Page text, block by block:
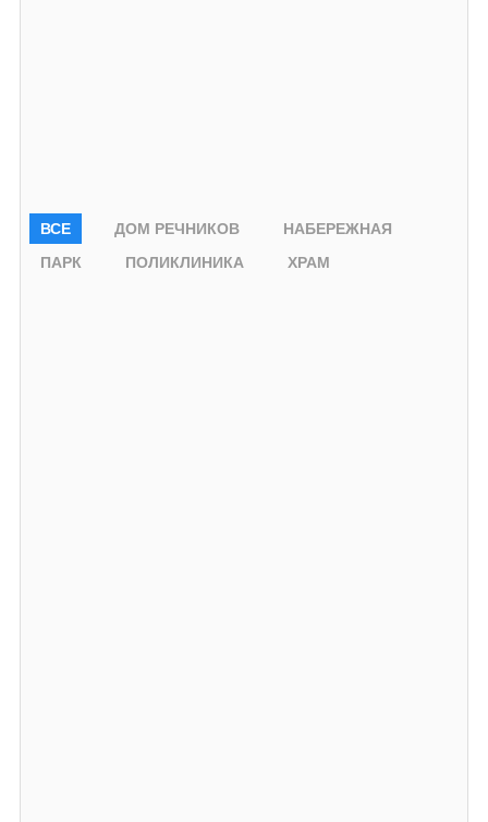
ВСЕ ДОМ РЕЧНИКОВ
НАБЕРЕЖНАЯ
ПАРК
ПОЛИКЛИНИКА ХРАМ